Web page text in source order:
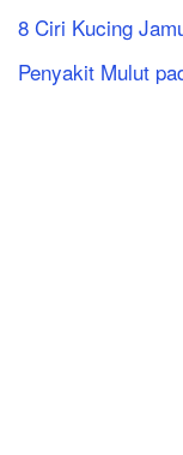
8 Ciri Kucing
Penyakit Mulut